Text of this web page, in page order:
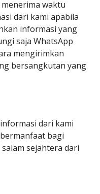
waktu
dari kami apabila
informasi yang
saja WhatsApp
mengirimkan
bersangkutan yang
dari kami
bagi
sejahtera dari